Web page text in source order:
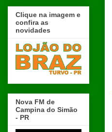
Clique na imagem e
confira as
novidades
Nova FM de
Campina do Simão
- PR